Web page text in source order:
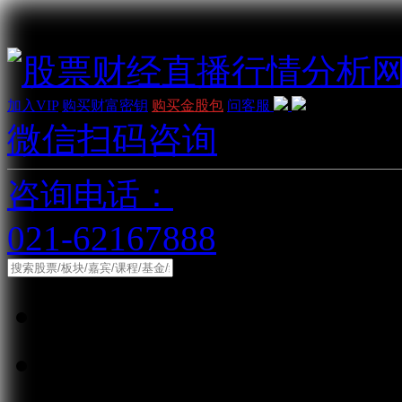
加入VIP 购买财富密钥 购买金股包 问客服
微信扫码咨询
咨询电话：
021-62167888